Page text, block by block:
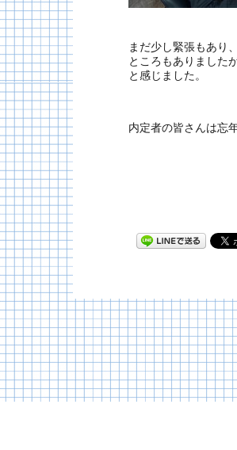
まだ少し緊張もあり
ところもありました
と感じました。
内定者の皆さんは忘